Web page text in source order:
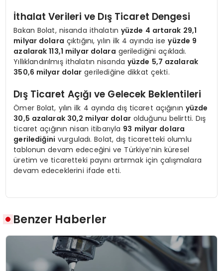
İthalat Verileri ve Dış Ticaret Dengesi
Bakan Bolat, nisanda ithalatın yüzde 4 artarak 29,1
milyar dolara çıktığını, yılın ilk 4 ayında iseyüzde 9
azalarak 113,1 milyar dolara gerilediğini açıkladı.
Yıllıklandırılmış ithalatın nisanda yüzde 5,7 azalarak
350,6 milyar dolar gerilediğine dikkat çekti.
Dış Ticaret Açığı ve Gelecek Beklentileri
Ömer Bolat, yılın ilk 4 ayında dış ticaret açığının yüzde
30,5 azalarak 30,2 milyar dolarolduğunu belirtti. Dış
ticaret açığının nisan itibarıyla 93 milyar dolara
gerilediğini vurguladı. Bolat, dış ticaretteki olumlu
tablonun devam edeceğini ve Türkiye’nin küresel
üretim ve ticaretteki payını artırmak için çalışmalara
devam edeceklerini ifade etti.
Benzer Haberler